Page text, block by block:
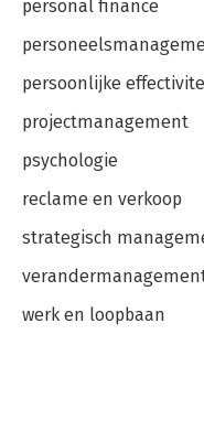
personal finance
persoonlijke
projectmanagement
psychologie
reclame en verkoop
strategisch
werk en loopbaan